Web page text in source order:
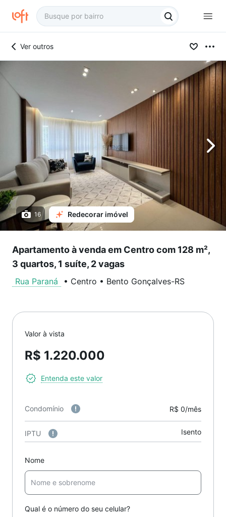
Ver outros
16 Redecorar imóvel
Apartamento à venda em Centro com 128 m²,
3 quartos, 1 suíte, 2 vagas
Rua Paraná • Centro • Bento Gonçalves-RS
Valor à vista
R$ 1.220.000
Entenda este valor
Condomínio R$ 0/mês
IPTU Isento
Nome
Qual é o número do seu celular?